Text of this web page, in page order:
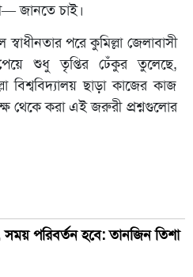
জানতে চাই।
পরে কুমিল্লা জেলাবাসী
পেয়ে শুধু তৃপ্তির ঢেঁকুর তুলেছে,
ছাড়া কাজের কাজ
থেকে করা এই জরুরী প্রশ্নগুলোর
পরিবর্তন হবে: তানজিন তিশা